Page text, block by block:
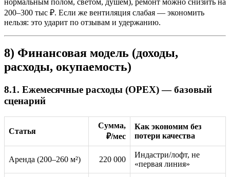
200–300 тыс ₽. Если же вентиляция слабая — экономить
нельзя: это ударит по отзывам и удержанию.
8) Финансовая модель (доходы,
расходы, окупаемость)
8.1. Ежемесячные расходы (OPEX) — базовый
сценарий
Статья
Сумма,
₽/мес
Как экономим без
потери качества
Аренда (200–260 м²) 220 000
Индастри/лофт, не
«первая линия»